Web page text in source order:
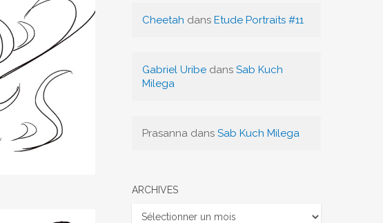
Cheetah dansEtude Portraits #11
Gabriel Uribe dansSab Kuch
Milega
Prasanna dansSab Kuch Milega
ARCHIVES
Archives